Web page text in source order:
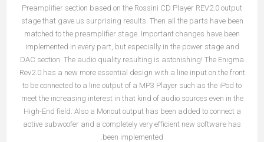
Preamplifier section based on the Rossini CD Player REV2.0 output
stage that gave us surprising results. Then all the parts have been
matched to the preamplifier stage. Important changes have been
implemented in every part, but especially in the power stage and
DAC section. The audio quality resulting is astonishing! The Enigma
Rev2.0 has a new more essential design with a line input on the front
to be connected to a line output of a MP3 Player such as the iPod to
meet the increasing interest in that kind of audio sources even in the
High-End field. Also a Monout output has been added to connect a
active subwoofer and a completely very efficient new software has
been implemented.